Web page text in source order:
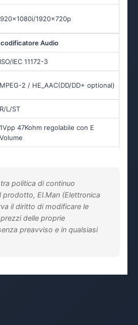
1920x720p
Audio
ISO/IEC 11172-3
MPEG-2 / HE_AAC(DD/DD+ optional)
R/L/ST
1Vpp 47Kohm regolabile con E
Volume
politica di continuo
prodotto, El.Man (Elettronica
il diritto di modificare le
delle proprie
preavviso e in qualsiasi